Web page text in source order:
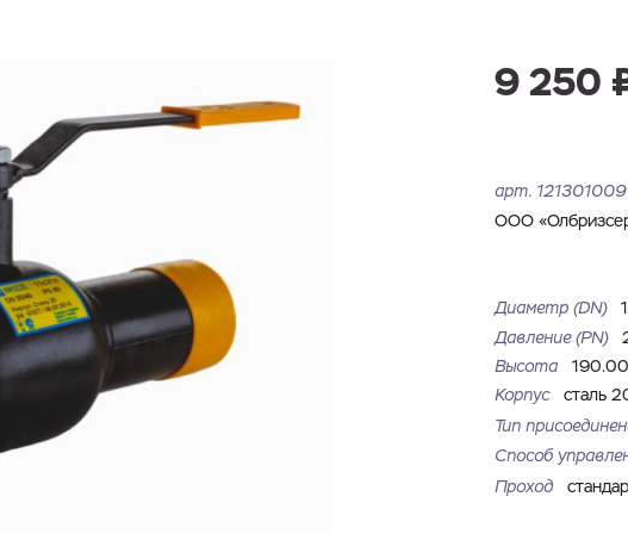
Cоглашаюсь на обработку
Имя Номер телефона
Имя
ЗАГРУЗИТЬ
Файл с реквизитами огранизации (любой формат, макс.
Cоглашаюсь на обработку
9 250
арт. 121301009
ООО
Диаметр (DN)
Давление (РN)
Высота
Корпус
сталь
Тип
Способ
Проход